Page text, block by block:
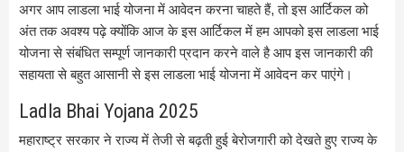
अगर आप लाडला भाई योजना में आवेदन करना चाहते हैं, तो इस आर्टिकल को
अंत तक अवश्य पढ़े क्योंकि आज के इस आर्टिकल में हम आपको इस लाडला भाई
योजना से संबंधित सम्पूर्ण जानकारी प्रदान करने वाले है आप इस जानकारी की
सहायता से बहुत आसानी से इस लाडला भाई योजना में आवेदन कर पाएंगे।
Ladla Bhai Yojana 2025
महाराष्ट्र सरकार ने राज्य में तेजी से बढ़ती हुई बेरोजगारी को देखते हुए राज्य के